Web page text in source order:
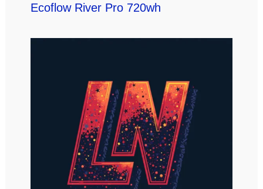
Ecoflow River Pro 720wh